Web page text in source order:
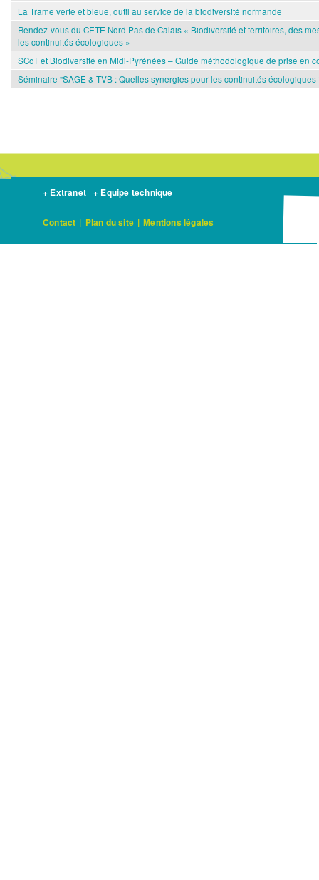
La Trame verte et bleue, outil au service de la biodiversité normande
Rendez-vous du CETE Nord Pas de Calais « Biodiversité et territoires, des
les continuités écologiques »
SCoT et Biodiversité en Midi-Pyrénées – Guide méthodologique de prise en
Séminaire "SAGE & TVB : Quelles synergies pour les continuités écologiques
+ Extranet + Equipe technique
Contact | Plan du site | Mentions légales